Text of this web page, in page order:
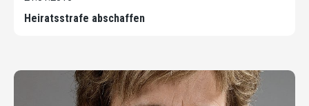
Heiratsstrafe abschaffen